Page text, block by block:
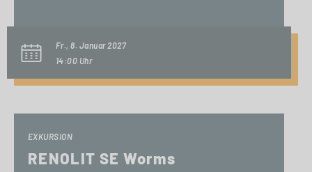
Fr., 8. Januar 2027
14:00 Uhr
EXKURSION
RENOLIT SE Worms